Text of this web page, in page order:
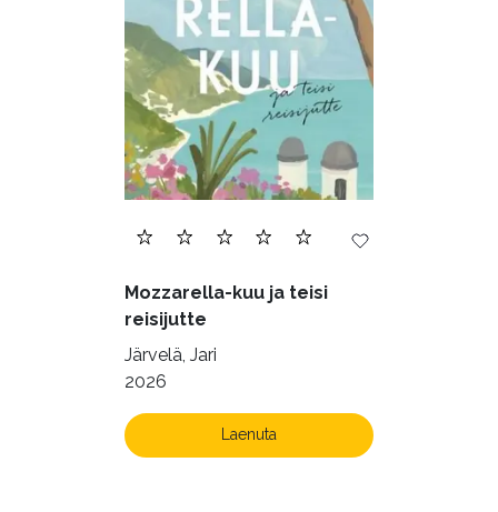
Mozzarella-kuu ja teisi
reisijutte
Järvelä, Jari
2026
Laenuta